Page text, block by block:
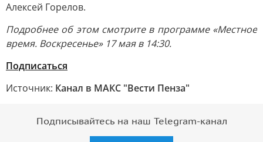
Алексей Горелов.
Подробнее об этом смотрите в программе «Местное
время. Воскресенье» 17 мая в 14:30.
Подписаться
Источник: Канал в МАКС "Вести Пенза"
Подписывайтесь на наш Telegram-канал